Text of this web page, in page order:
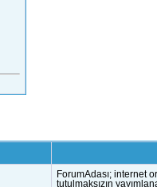
ForumAdası; internet
tutulmaksızın